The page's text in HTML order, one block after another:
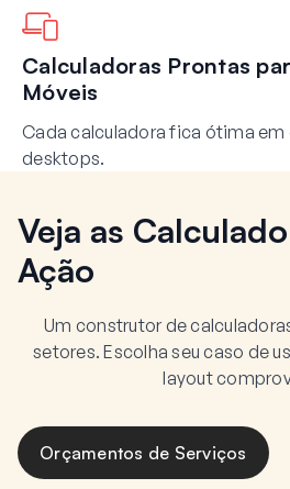
Calculadoras Prontas
Móveis
Cada calculadora fica ótima em
desktops.
Veja as
Ação
Um construtor de
setores. Escolha seu caso de
layout
Orçamentos de Serviços